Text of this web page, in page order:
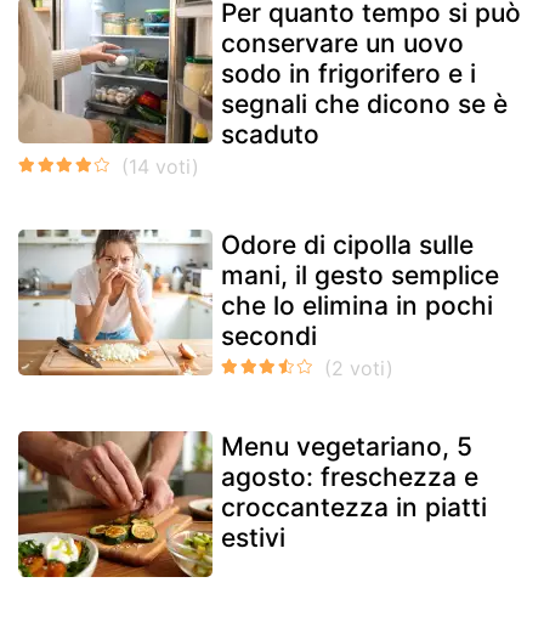
Per quanto tempo si può
conservare un uovo
sodo in frigorifero e i
segnali che dicono se è
scaduto
Odore di cipolla sulle
mani, il gesto semplice
che lo elimina in pochi
secondi
Menu vegetariano, 5
agosto: freschezza e
croccantezza in piatti
estivi